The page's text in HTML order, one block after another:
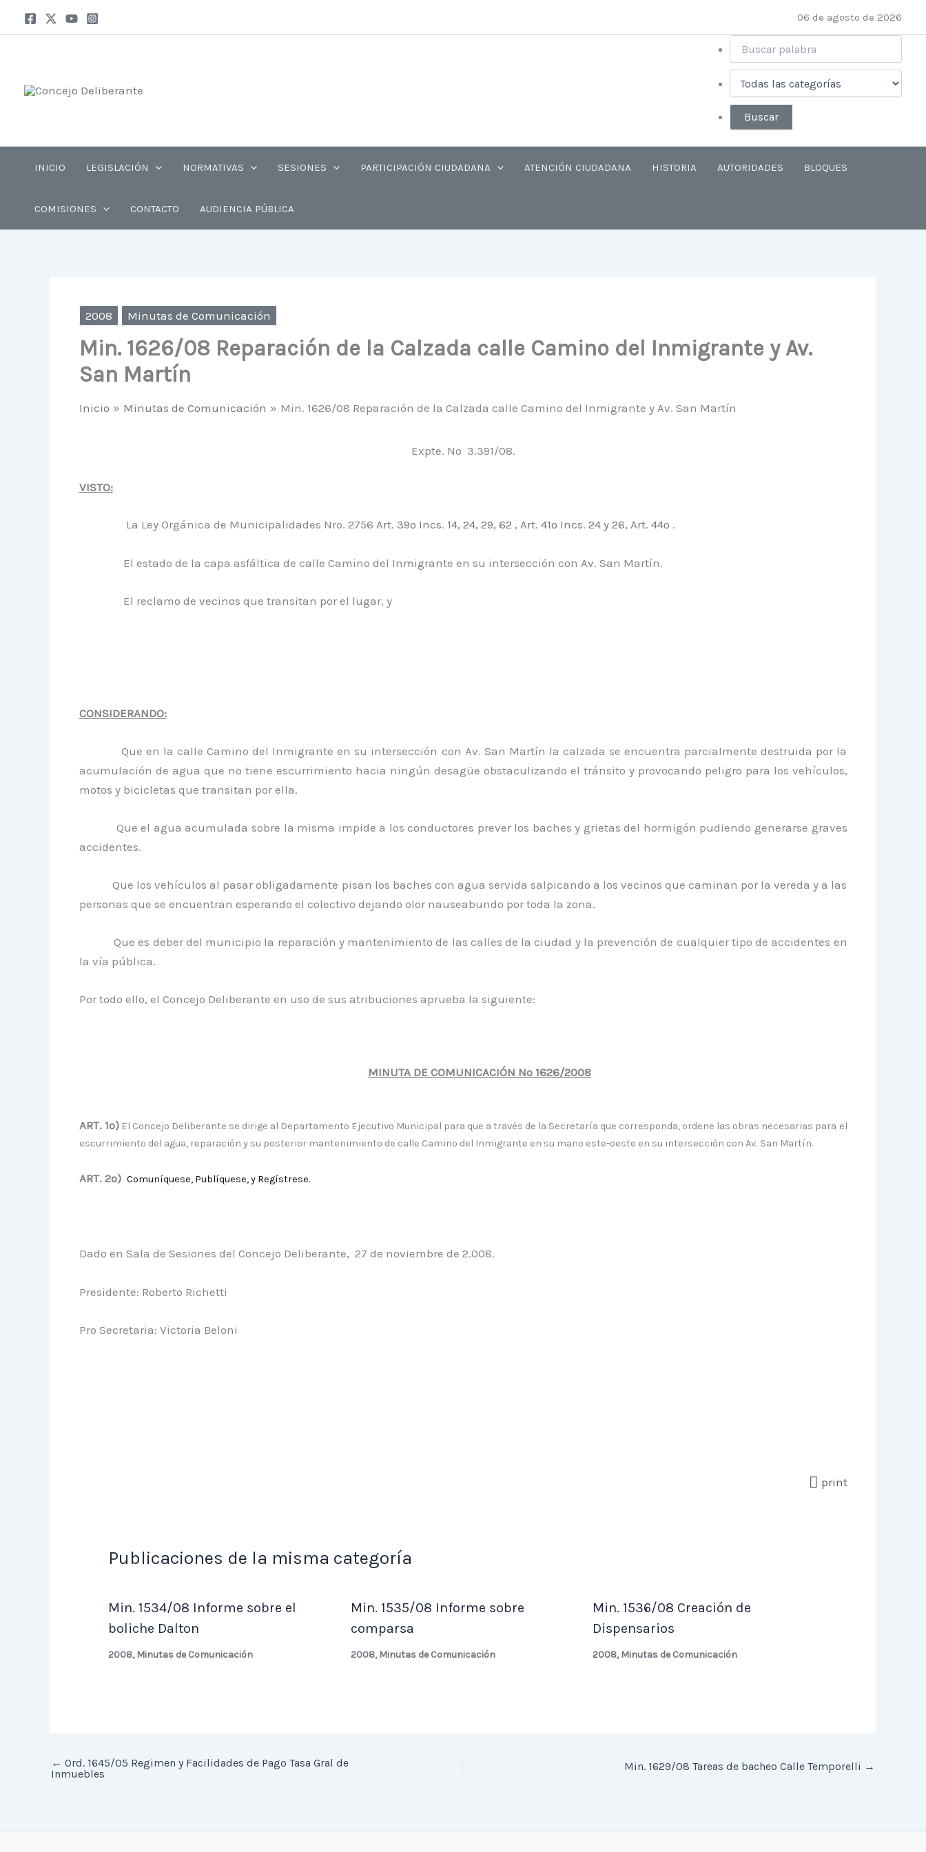
06 de agosto de 2026
INICIO LEGISLACIÓN NORMATIVAS SESIONES PARTICIPACIÓN CIUDADANA ATENCIÓN CIUDADANA HISTORIA AUTORIDADES BLOQUES
COMISIONES CONTACTO AUDIENCIA PÚBLICA
2008 Minutas de Comunicación
Min. 1626/08 Reparación de la Calzada calle Camino del Inmigrante y Av.
San Martín
Inicio Minutas de Comunicación Min. 1626/08 Reparación de la Calzada calle Camino del Inmigrante y Av. San Martín
Expte. Nº 3.391/08.
VISTO:
La Ley Orgánica de Municipalidades Nro. 2756 Art. 39º Incs. 14, 24, 29, 62 , Art. 41º Incs. 24 y 26, Art. 44º .
El estado de la capa asfáltica de calle Camino del Inmigrante en su intersección con Av. San Martín.
El reclamo de vecinos que transitan por el lugar, y
CONSIDERANDO:
Que en la calle Camino del Inmigrante en su intersección con Av. San Martín la calzada se encuentra parcialmente destruida por la
acumulación de agua que no tiene escurrimiento hacia ningún desagüe obstaculizando el tránsito y provocando peligro para los vehículos,
motos y bicicletas que transitan por ella.
Que el agua acumulada sobre la misma impide a los conductores prever los baches y grietas del hormigón pudiendo generarse graves
accidentes.
Que los vehículos al pasar obligadamente pisan los baches con agua servida salpicando a los vecinos que caminan por la vereda y a las
personas que se encuentran esperando el colectivo dejando olor nauseabundo por toda la zona.
Que es deber del municipio la reparación y mantenimiento de las calles de la ciudad y la prevención de cualquier tipo de accidentes en
la vía pública.
Por todo ello, el Concejo Deliberante en uso de sus atribuciones aprueba la siguiente:
MINUTA DE COMUNICACIÓN Nº 1626/2008
ART. 1º)El Concejo Deliberante se dirige al Departamento Ejecutivo Municipal para que a través de la Secretaría que corresponda, ordene las obras necesarias para el
escurrimiento del agua, reparación y su posterior mantenimiento de calle Camino del Inmigrante en su mano este-oeste en su intersección con Av. San Martín.
ART. 2º) Comuníquese, Publíquese, y Regístrese.
Dado en Sala de Sesiones del Concejo Deliberante, 27 de noviembre de 2.008.
Presidente: Roberto Richetti
Pro Secretaria: Victoria Beloni
print
Publicaciones de la misma categoría
Min. 1534/08 Informe sobre el
boliche Dalton
2008, Minutas de Comunicación
Min. 1535/08 Informe sobre
comparsa
2008, Minutas de Comunicación
Min. 1536/08 Creación de
Dispensarios
2008, Minutas de Comunicación
← Ord. 1645/05 Regimen y Facilidades de Pago Tasa Gral de
Inmuebles
Min. 1629/08 Tareas de bacheo Calle Temporelli →